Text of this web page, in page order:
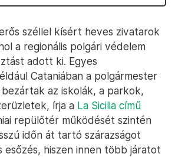
széllel kísért heves zivatarok
a regionális polgári védelem
adott ki. Egyes
Cataniában a polgármester
az iskolák, a parkok,
írja a La Sicilia című
repülőtér működését szintén
időn át tartó szárazságot
esőzés, hiszen innen több járatot